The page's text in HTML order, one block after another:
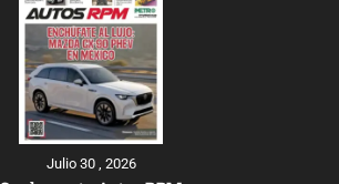
Julio 30 , 2026